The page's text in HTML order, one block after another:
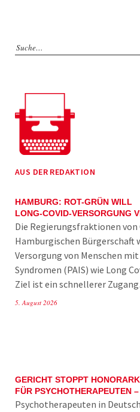
AUS DER REDAKTION
HAMBURG: ROT-GRÜN WILL
LONG-COVID-VERSORGUNG
Die Regierungsfraktionen von
Hamburgischen Bürgerschaft
Versorgung von Menschen
Syndromen (PAIS) wie Long
Ziel ist ein schnellerer
5. August 2026
GERICHT STOPPT
FÜR PSYCHOTHERAPEUTEN
Psychotherapeuten in